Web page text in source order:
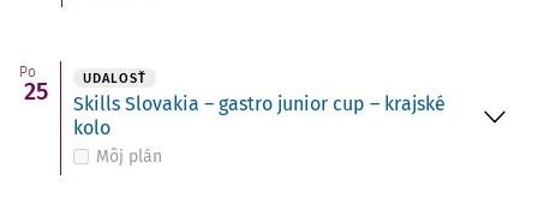
Po
25 UDALOSŤ
Skills Slovakia – gastro junior cup – krajské
kolo
Môj plán